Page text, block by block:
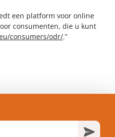
een platform voor online
consumenten, die u kunt
consumers/odr/.”